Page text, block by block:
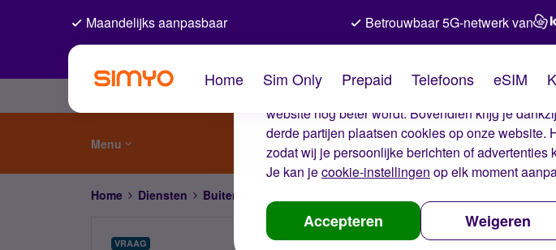
De cookies van Simyo
Wij gebruiken cookies op onze website. Met
website nog beter wordt. Bovendien krijg je
derde partijen plaatsen cookies op onze website.
zodat wij je persoonlijke berichten of
Je kan jecookie-instellingen op elk moment
Accepteren Weigeren
Maandelijks aanpasbaar Betrouwbaar 5G-netwerk van
Home Sim Only Prepaid Telefoons eSIM
Menu
Home Diensten Buitenland
VRAAG